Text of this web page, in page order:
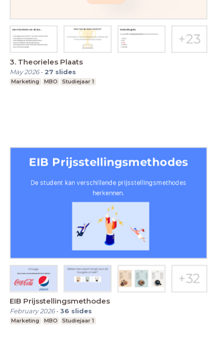
3. Theorieles Plaats
May 2026- 27 slides
Marketing MBO Studiejaar 1
EIB Prijsstellingsmethodes
February 2026-36 slides
Marketing MBO Studiejaar 1